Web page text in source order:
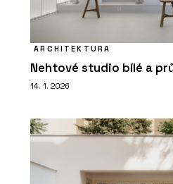
ARCHITEKTURA
Nehtové studio bílé a
14. 1. 2026